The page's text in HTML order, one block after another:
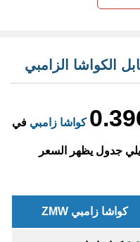
الكواشا الزامبي
كواشا زامبي في
يلي جدول يظهر السعر
كواشا زامبي ZMW